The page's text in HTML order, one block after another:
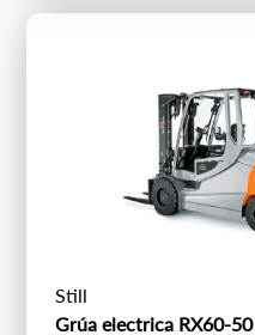
Still
Grúa electrica RX60-50